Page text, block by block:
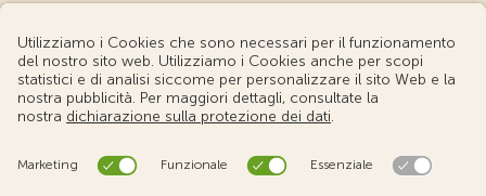
© Touring Club Svizzero
Condizioni d'uso – Informazioni giuridiche